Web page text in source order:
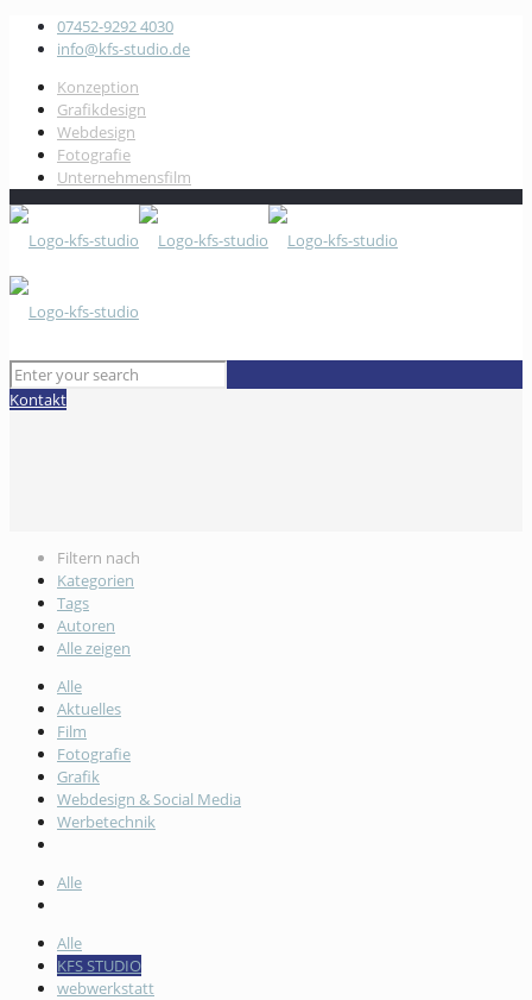
07452-9292 4030
info@kfs-studio.de
Konzeption
Grafikdesign
Webdesign
Fotografie
Unternehmensfilm
Kontakt
Filtern nach
Kategorien
Tags
Autoren
Alle zeigen
Alle
Aktuelles
Film
Fotografie
Grafik
Webdesign & Social Media
Werbetechnik
Alle
Alle
KFS STUDIO
webwerkstatt